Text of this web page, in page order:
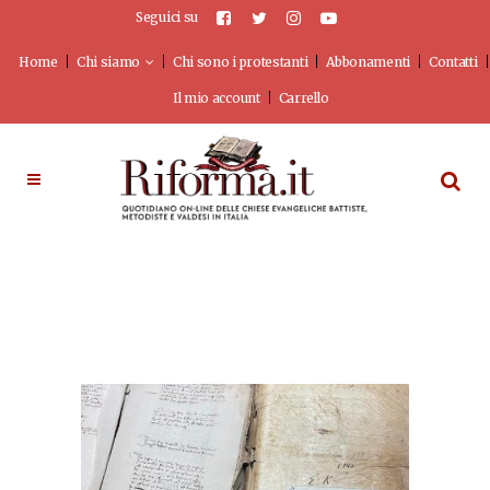
Seguici su
Home Chi siamo Chi sono i protestanti Abbonamenti Contatti
Il mio account Carrello